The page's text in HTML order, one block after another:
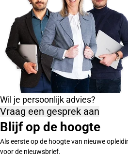
Wil je persoonlijk advies?
Vraag een gesprek aan
Blijf op de hoogte
Als eerste op de hoogte van nieuwe
voor de nieuwsbrief.